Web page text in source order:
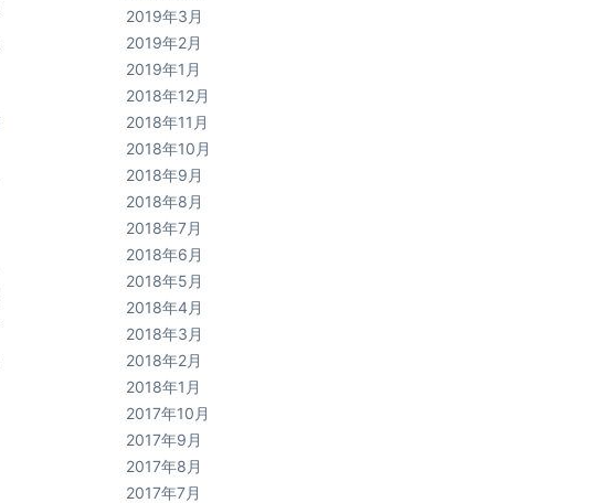
2019年3月
2019年2月
2019年1月
2018年12月
2018年11月
2018年10月
2018年9月
2018年8月
2018年7月
2018年6月
2018年5月
2018年4月
2018年3月
2018年2月
2018年1月
2017年10月
2017年9月
2017年8月
2017年7月